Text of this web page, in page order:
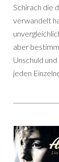
Schirach die
verwandelt
aber
Unschuld
jeden